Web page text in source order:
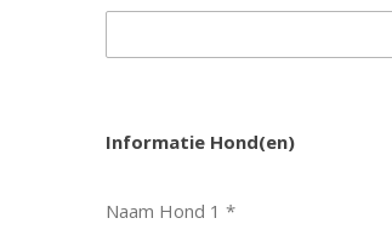
Informatie Hond(en)
Naam Hond 1 *